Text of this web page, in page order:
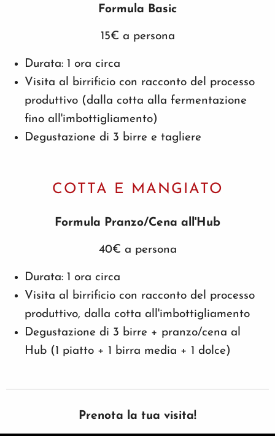
Formula Basic
15€ a persona
Durata: 1 ora circa
Visita al birrificio con racconto del processo
produttivo (dalla cotta alla fermentazione
fino all'imbottigliamento)
Degustazione di 3 birre e tagliere
COTTA E MANGIATO
Formula Pranzo/Cena all'Hub
40€ a persona
Durata: 1 ora circa
Visita al birrificio con racconto del processo
produttivo, dalla cotta all'imbottigliamento
Degustazione di 3 birre + pranzo/cena al
Hub (1 piatto + 1 birra media + 1 dolce)
Prenota la tua visita!